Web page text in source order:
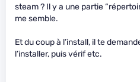
steam ? Il y a une partie
me semble.
Et du coup à l’install, il te
l’installer, puis vérif etc.